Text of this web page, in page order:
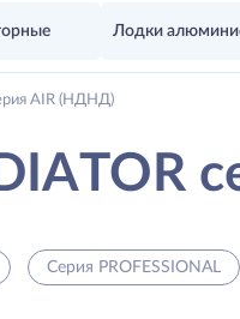
Лодки
AIR (НДНД)
Серия PROFESSIONAL